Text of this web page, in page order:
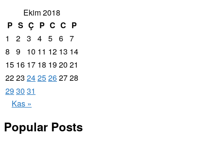
Ekim 2018
P S Ç P C C P
1
2 3 4 5 6 7
8
9 10 11 12 13 14
15 16 17 18 1920 21
2223 2425262728
29 30 31
Kas »
Popular Posts